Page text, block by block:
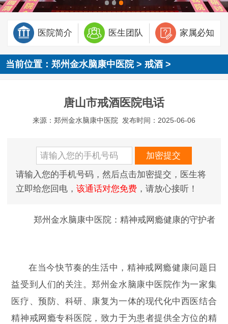
医院简介 医生团队 家属必知
当前位置：郑州金水脑康中医院>戒酒 >
唐山市戒酒医院电话
来源：郑州金水脑康中医院 发布时间：2025-06-06
请输入您的手机号码，然后点击加密提交，医生将
立即给您回电， 该通话对您免费，请放心接听！
郑州金水脑康中医院：精神戒网瘾健康的守护者
在当今快节奏的生活中，精神戒网瘾健康问题日
益受到人们的关注。郑州金水脑康中医院作为一家集
医疗、预防、科研、康复为一体的现代化中西医结合
精神戒网瘾专科医院，致力于为患者提供全方位的精